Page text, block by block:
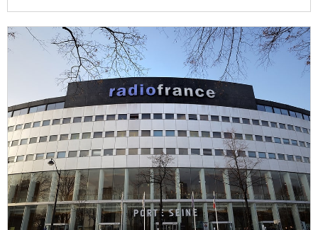
En direct d’Afrique du Sud, les stations de Radio France
proposent aux auditeurs une immersion totale dans l’un
des rendez-vous majeurs du monde du football : suivi
quotidien de tous les matches de la Coupe du Monde sur le
sol africain, analyses,